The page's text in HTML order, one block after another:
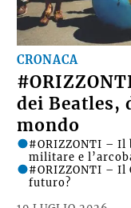
CRONACA
dei Beatles,
mondo
#ORIZZONTI –
militare e
#ORIZZONTI –
futuro?